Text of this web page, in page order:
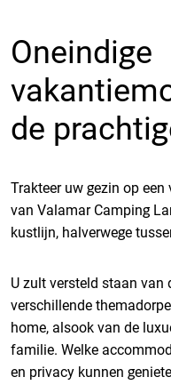
Oneindige
de
Trakteer uw gezin op
van Valamar Camping
kustlijn, halverwege
U zult versteld staan van
verschillende
home, alsook van de
familie. Welke
en privacy kunnen